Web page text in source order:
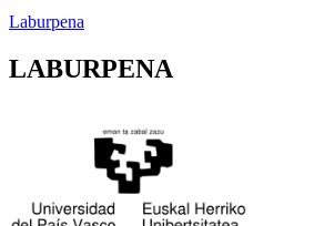
Laburpena
LABURPENA